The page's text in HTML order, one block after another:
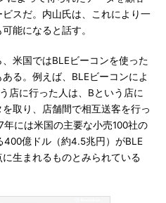
スだ。内山氏は、これにより一
能になると話す。
米国ではBLEビーコンを使った
る。例えば、BLEビーコンによ
店に行った人は、Bという店に
取り、店舗間で相互送客を行っ
には米国の主要な小売100社の
億ドル（約4.5兆円）がBLE
生まれるものとみられている